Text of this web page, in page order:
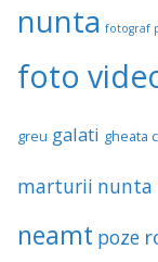
nunta fotograf
foto
greu galati gheata
marturii nunta
neamt poze